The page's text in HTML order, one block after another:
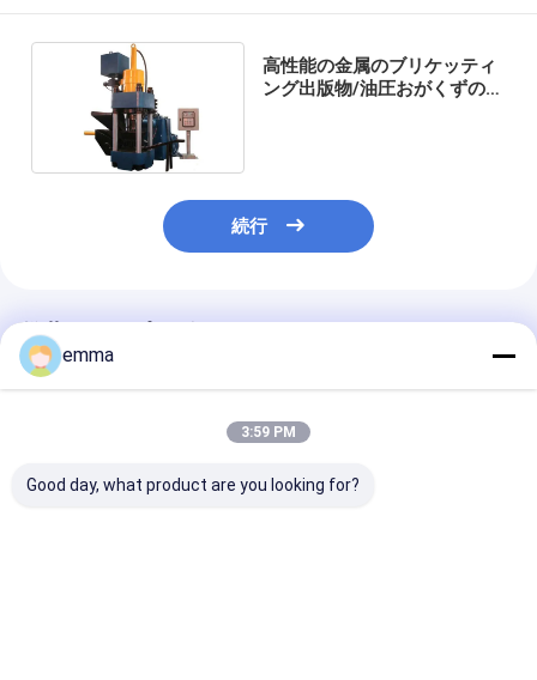
高性能の金属のブリケッティ
ング出版物/油圧おがくずの煉
続行
推薦されたプロダクト
emma
3:59 PM
Good day, what product are you looking for?